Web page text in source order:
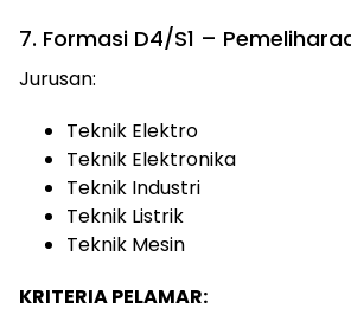
7. Formasi D4/S1 –
Jurusan:
Teknik Elektro
Teknik Elektronika
Teknik Industri
Teknik Listrik
Teknik Mesin
KRITERIA PELAMAR: